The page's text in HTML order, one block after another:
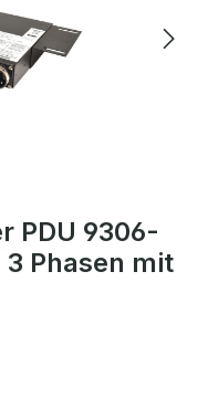
PDU 9306-
3 Phasen mit